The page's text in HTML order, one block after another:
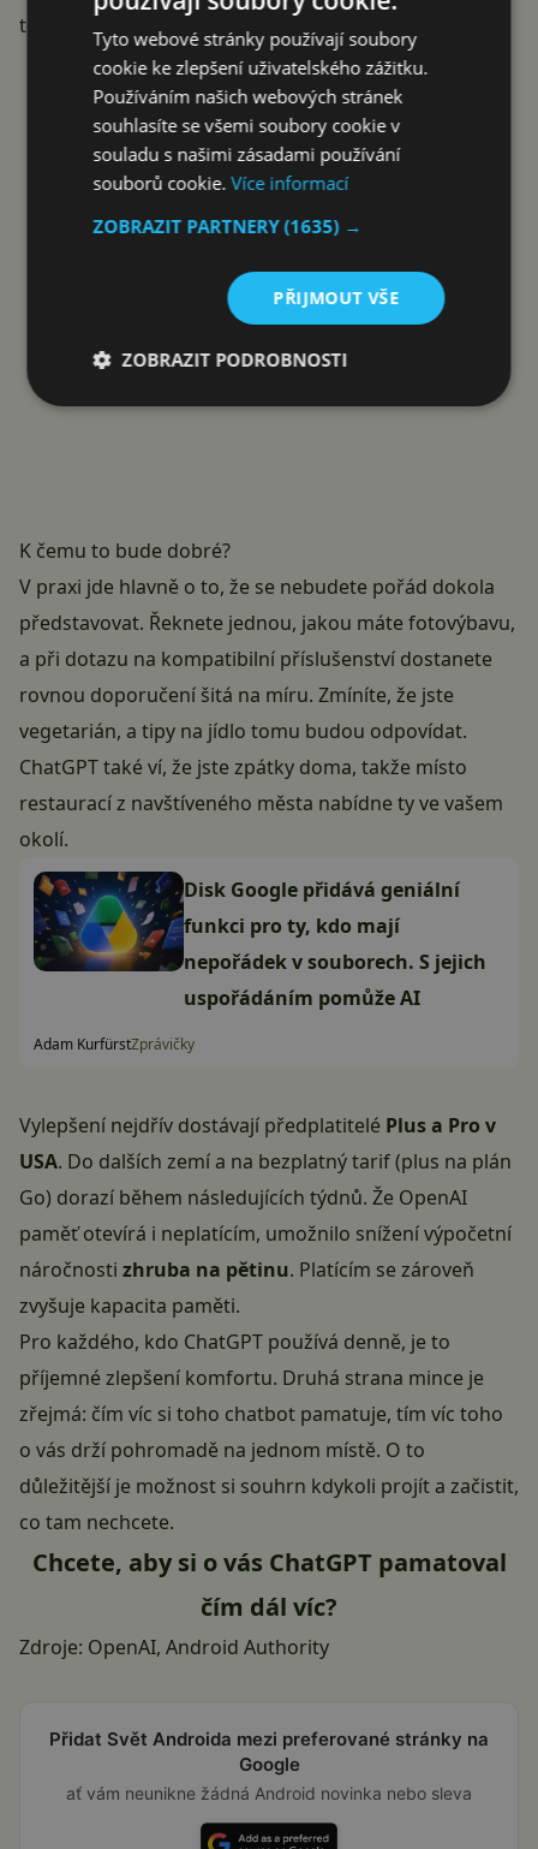
témata má kdy nadhazovat.
Reklama
K čemu to bude dobré?
V praxi jde hlavně o to, že se nebudete pořád dokola
představovat. Řeknete jednou, jakou máte fotovýbavu,
a při dotazu na kompatibilní příslušenství dostanete
rovnou doporučení šitá na míru. Zmíníte, že jste
vegetarián, a tipy na jídlo tomu budou odpovídat.
ChatGPT také ví, že jste zpátky doma, takže místo
restaurací z navštíveného města nabídne ty ve vašem
okolí.
Disk Google přidává geniální
funkci pro ty, kdo mají
nepořádek v souborech. S jejich
uspořádáním pomůže AI
Adam KurfürstZprávičky
Vylepšení nejdřív dostávají předplatitelé Plus a Pro v
USA. Do dalších zemí a na bezplatný tarif (plus na plán
Go) dorazí během následujících týdnů. Že OpenAI
paměť otevírá i neplatícím, umožnilo snížení výpočetní
náročnosti zhruba na pětinu. Platícím se zároveň
zvyšuje kapacita paměti.
Pro každého, kdo ChatGPT používá denně, je to
příjemné zlepšení komfortu. Druhá strana mince je
zřejmá: čím víc si toho chatbot pamatuje, tím víc toho
o vás drží pohromadě na jednom místě. O to
důležitější je možnost si souhrn kdykoli projít a začistit,
co tam nechcete.
Chcete, aby si o vás ChatGPT pamatoval
čím dál víc?
Zdroje: OpenAI, Android Authority
Přidat Svět Androida mezi preferované stránky na
Google
ať vám neunikne žádná Android novinka nebo sleva
Tyto webové stránky používají soubory
cookie ke zlepšení uživatelského zážitku.
Používáním našich webových stránek
souhlasíte se všemi soubory cookie v
souladu s našimi zásadami používání
souborů cookie.Více informací
ZOBRAZIT PARTNERY(1635) →
PŘIJMOUT VŠE
ZOBRAZIT PODROBNOSTI